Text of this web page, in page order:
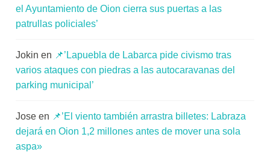
el Ayuntamiento de Oion cierra sus puertas a las
patrullas policiales’
Jokin en 📌’Lapuebla de Labarca pide civismo tras
varios ataques con piedras a las autocaravanas del
parking municipal’
Jose en 📌’El viento también arrastra billetes: Labraza
dejará en Oion 1,2 millones antes de mover una sola
aspa»